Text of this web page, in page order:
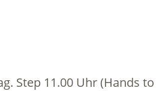
Step 11.00 Uhr (Hands to